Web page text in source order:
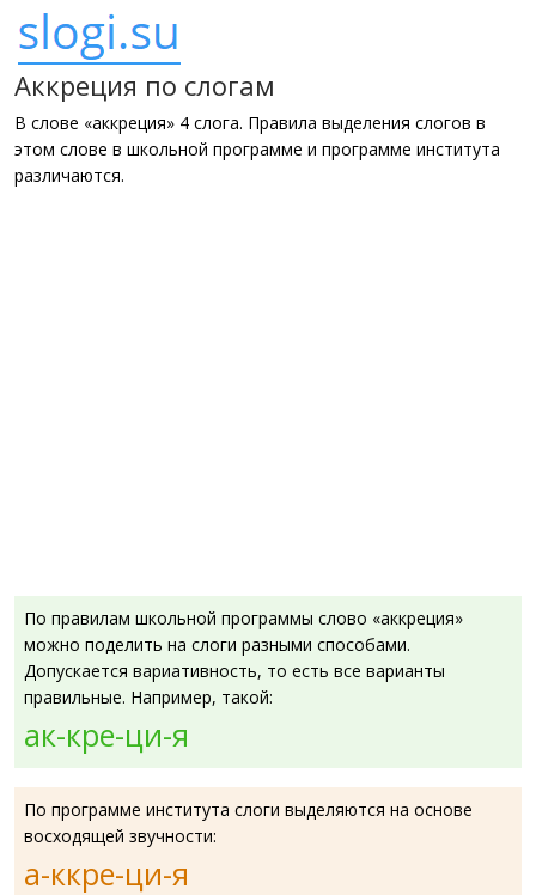
Аккреция по слогам
В слове «аккреция» 4 слога. Правила выделения слогов в
этом слове в школьной программе и программе института
различаются.
По правилам школьной программы слово «аккреция»
можно поделить на слоги разными способами.
Допускается вариативность, то есть все варианты
правильные. Например, такой:
ак-кре-ци-я
По программе института слоги выделяются на основе
восходящей звучности:
а-ккре-ци-я